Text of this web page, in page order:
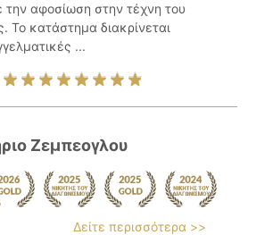
την αφοσίωση στην τέχνη του
Το κατάστημα διακρίνεται
...
Ζεμπεογλου
Δείτε περισσότερα >>